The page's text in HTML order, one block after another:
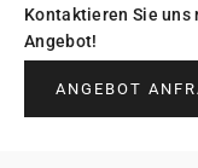
Kontaktieren Sie
Angebot!
ANGEBOT